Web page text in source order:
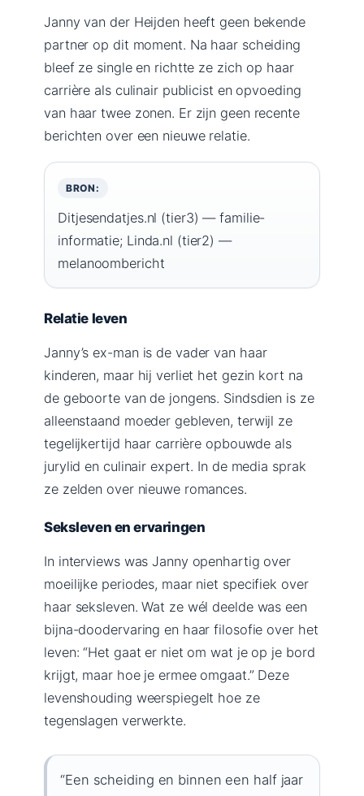
Janny van der Heijden heeft geen bekende
partner op dit moment. Na haar scheiding
bleef ze single en richtte ze zich op haar
carrière als culinair publicist en opvoeding
van haar twee zonen. Er zijn geen recente
berichten over een nieuwe relatie.
BRON:
Ditjesendatjes.nl (tier3) — familie-
informatie; Linda.nl (tier2) —
melanoombericht
Relatie leven
Janny’s ex-man is de vader van haar
kinderen, maar hij verliet het gezin kort na
de geboorte van de jongens. Sindsdien is ze
alleenstaand moeder gebleven, terwijl ze
tegelijkertijd haar carrière opbouwde als
jurylid en culinair expert. In de media sprak
ze zelden over nieuwe romances.
Seksleven en ervaringen
In interviews was Janny openhartig over
moeilijke periodes, maar niet specifiek over
haar seksleven. Wat ze wél deelde was een
bijna-doodervaring en haar filosofie over het
leven: “Het gaat er niet om wat je op je bord
krijgt, maar hoe je ermee omgaat.” Deze
levenshouding weerspiegelt hoe ze
tegenslagen verwerkte.
“Een scheiding en binnen een half jaar